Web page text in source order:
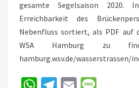
gesamte Segelsaison 2020.
Erreichbarkeit des
Nebenfluss sortiert, als PDF auf
WSA Hamburg zu
hamburg.wsv.de/wasserstrassen/